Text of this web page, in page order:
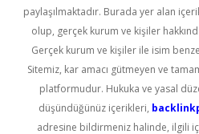
paylaşılmaktadır. Burada yer alan
olup, gerçek kurum ve kişiler
Gerçek kurum ve kişiler ile isim
Sitemiz, kar amacı gütmeyen ve
platformudur. Hukuka ve yasal
düşündüğünüz içerikleri,
adresine bildirmeniz halinde, ilgili